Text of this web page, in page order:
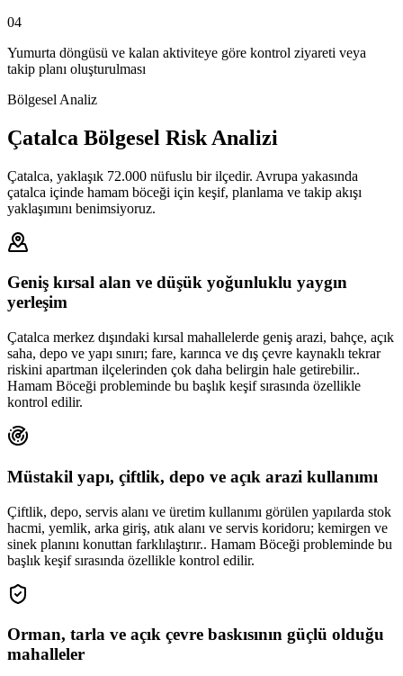
04
Yumurta döngüsü ve kalan aktiviteye göre kontrol ziyareti veya
takip planı oluşturulması
Bölgesel Analiz
Çatalca Bölgesel Risk Analizi
Çatalca, yaklaşık 72.000 nüfuslu bir ilçedir. Avrupa yakasında
çatalca içinde hamam böceği için keşif, planlama ve takip akışı
yaklaşımını benimsiyoruz.
Geniş kırsal alan ve düşük yoğunluklu yaygın
yerleşim
Çatalca merkez dışındaki kırsal mahallelerde geniş arazi, bahçe, açık
saha, depo ve yapı sınırı; fare, karınca ve dış çevre kaynaklı tekrar
riskini apartman ilçelerinden çok daha belirgin hale getirebilir..
Hamam Böceği probleminde bu başlık keşif sırasında özellikle
kontrol edilir.
Müstakil yapı, çiftlik, depo ve açık arazi kullanımı
Çiftlik, depo, servis alanı ve üretim kullanımı görülen yapılarda stok
hacmi, yemlik, arka giriş, atık alanı ve servis koridoru; kemirgen ve
sinek planını konuttan farklılaştırır.. Hamam Böceği probleminde bu
başlık keşif sırasında özellikle kontrol edilir.
Orman, tarla ve açık çevre baskısının güçlü olduğu
mahalleler